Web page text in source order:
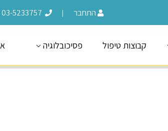
03-5233757 | התחבר
קבוצות טיפול פסיכובלוגיה